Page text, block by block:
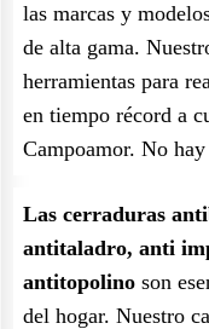
las marcas y
de alta gama.
herramientas para
en tiempo récord a
Campoamor. No
Las cerraduras
antitaladro, anti
antitopolino son
del hogar. Nuestro